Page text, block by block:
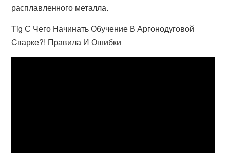
расплавленного металла.
Tig С Чего Начинать Обучение В Аргонодуговой
Cварке?! Правила И Ошибки